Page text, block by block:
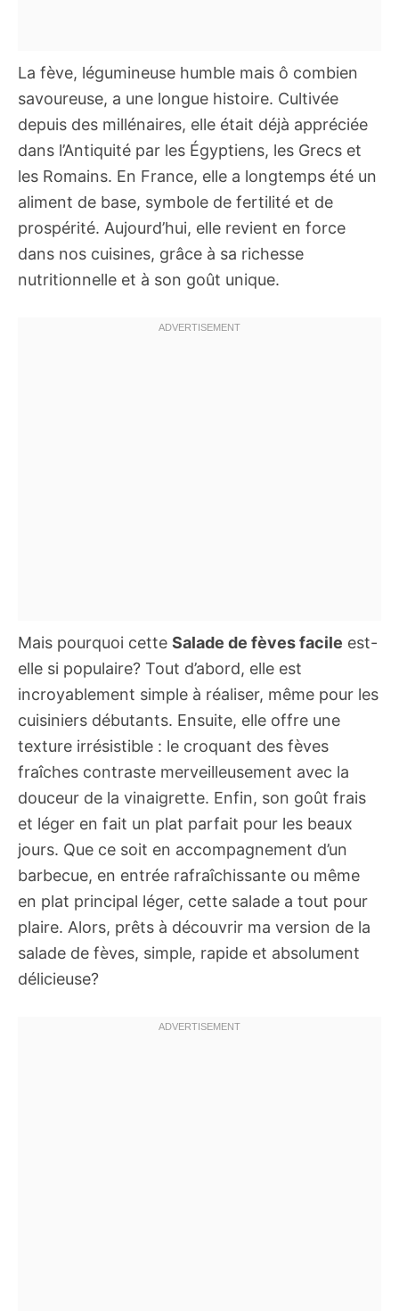
La fève, légumineuse humble mais ô combien
savoureuse, a une longue histoire. Cultivée
depuis des millénaires, elle était déjà appréciée
dans l’Antiquité par les Égyptiens, les Grecs et
les Romains. En France, elle a longtemps été un
aliment de base, symbole de fertilité et de
prospérité. Aujourd’hui, elle revient en force
dans nos cuisines, grâce à sa richesse
nutritionnelle et à son goût unique.
Mais pourquoi cette Salade de fèves facile est-
elle si populaire? Tout d’abord, elle est
incroyablement simple à réaliser, même pour les
cuisiniers débutants. Ensuite, elle offre une
texture irrésistible : le croquant des fèves
fraîches contraste merveilleusement avec la
douceur de la vinaigrette. Enfin, son goût frais
et léger en fait un plat parfait pour les beaux
jours. Que ce soit en accompagnement d’un
barbecue, en entrée rafraîchissante ou même
en plat principal léger, cette salade a tout pour
plaire. Alors, prêts à découvrir ma version de la
salade de fèves, simple, rapide et absolument
délicieuse?